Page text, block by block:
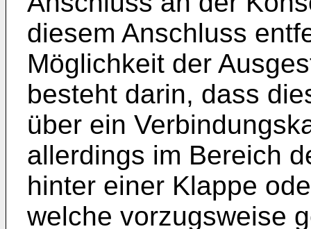
diesem Anschluss
Möglichkeit der
besteht darin, dass
über ein
allerdings im Bereich
hinter einer Klappe
welche vorzugsweise